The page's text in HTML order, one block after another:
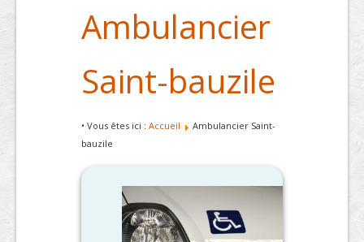
Ambulancier
Saint-bauzile
• Vous êtes ici : Accueil
Ambulancier Saint-
bauzile